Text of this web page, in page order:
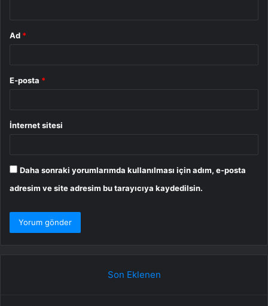
Ad *
E-posta *
İnternet sitesi
Daha sonraki yorumlarımda kullanılması için adım, e-posta
adresim ve site adresim bu tarayıcıya kaydedilsin.
Son Eklenen